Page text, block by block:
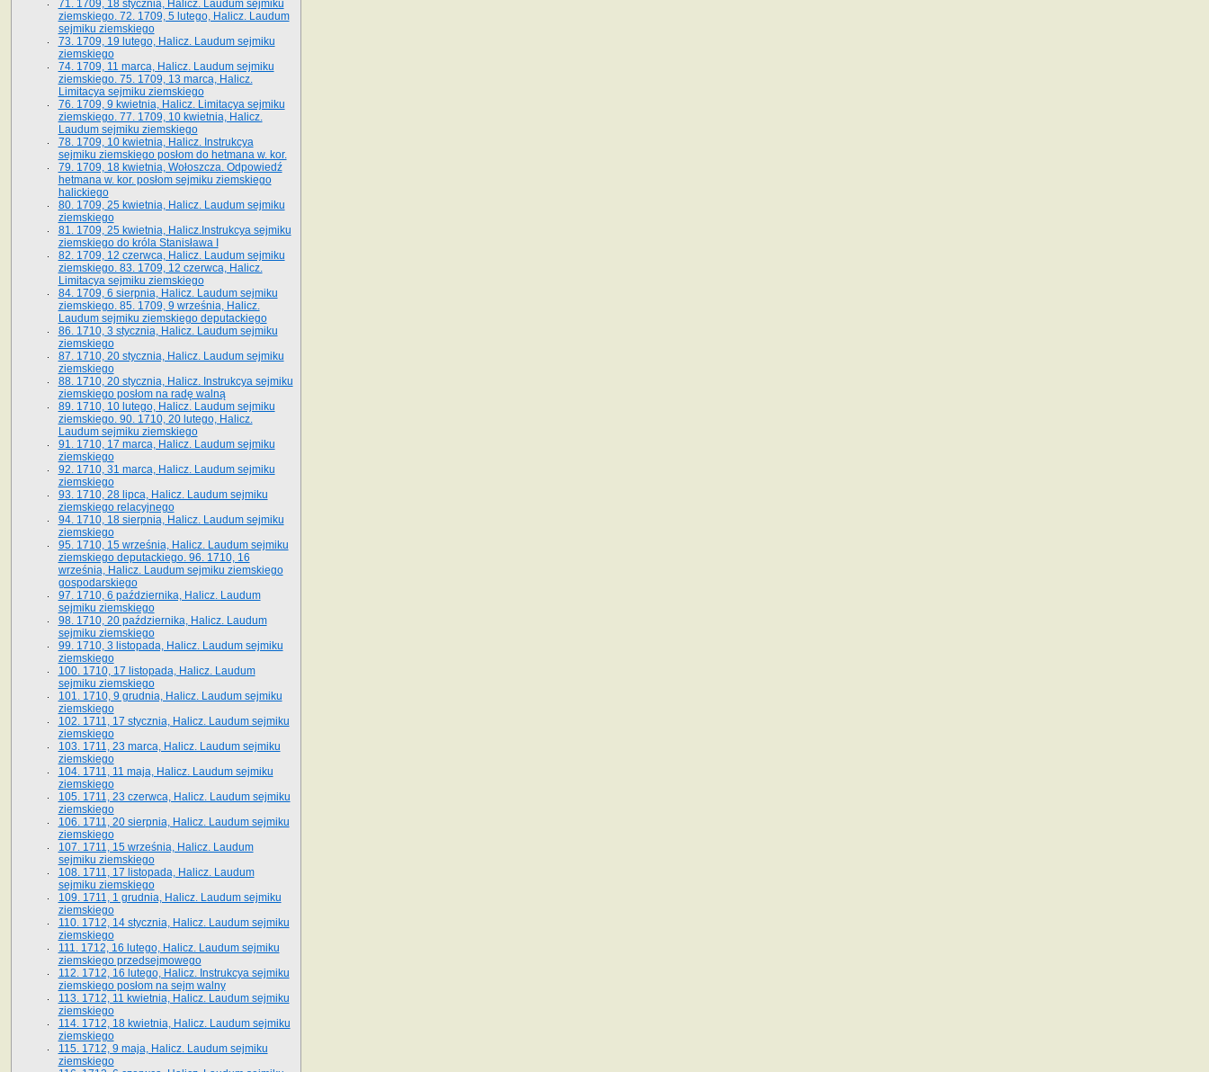
71. 1709, 18 stycznia, Halicz. Laudum sejmiku
ziemskiego. 72. 1709, 5 lutego, Halicz. Laudum
sejmiku ziemskiego
73. 1709, 19 lutego, Halicz. Laudum sejmiku
ziemskiego
74. 1709, 11 marca, Halicz. Laudum sejmiku
ziemskiego. 75. 1709, 13 marca, Halicz.
Limitacya sejmiku ziemskiego
76. 1709, 9 kwietnia, Halicz. Limitacya sejmiku
ziemskiego. 77. 1709, 10 kwietnia, Halicz.
Laudum sejmiku ziemskiego
78. 1709, 10 kwietnia, Halicz. Instrukcya
sejmiku ziemskiego posłom do hetmana w. kor.
79. 1709, 18 kwietnia, Wołoszcza. Odpowiedź
hetmana w. kor. posłom sejmiku ziemskiego
halickiego
80. 1709, 25 kwietnia, Halicz. Laudum sejmiku
ziemskiego
81. 1709, 25 kwietnia, Halicz.Instrukcya sejmiku
ziemskiego do króla Stanisława I
82. 1709, 12 czerwca, Halicz. Laudum sejmiku
ziemskiego. 83. 1709, 12 czerwca, Halicz.
Limitacya sejmiku ziemskiego
84. 1709, 6 sierpnia, Halicz. Laudum sejmiku
ziemskiego. 85. 1709, 9 września, Halicz.
Laudum sejmiku ziemskiego deputackiego
86. 1710, 3 stycznia, Halicz. Laudum sejmiku
ziemskiego
87. 1710, 20 stycznia, Halicz. Laudum sejmiku
ziemskiego
88. 1710, 20 stycznia, Halicz. Instrukcya sejmiku
ziemskiego posłom na radę walną
89. 1710, 10 lutego, Halicz. Laudum sejmiku
ziemskiego. 90. 1710, 20 lutego, Halicz.
Laudum sejmiku ziemskiego
91. 1710, 17 marca, Halicz. Laudum sejmiku
ziemskiego
92. 1710, 31 marca, Halicz. Laudum sejmiku
ziemskiego
93. 1710, 28 lipca, Halicz. Laudum sejmiku
ziemskiego relacyjnego
94. 1710, 18 sierpnia, Halicz. Laudum sejmiku
ziemskiego
95. 1710, 15 września, Halicz. Laudum sejmiku
ziemskiego deputackiego. 96. 1710, 16
września, Halicz. Laudum sejmiku ziemskiego
gospodarskiego
97. 1710, 6 października, Halicz. Laudum
sejmiku ziemskiego
98. 1710, 20 października, Halicz. Laudum
sejmiku ziemskiego
99. 1710, 3 listopada, Halicz. Laudum sejmiku
ziemskiego
100. 1710, 17 listopada, Halicz. Laudum
sejmiku ziemskiego
101. 1710, 9 grudnia, Halicz. Laudum sejmiku
ziemskiego
102. 1711, 17 stycznia, Halicz. Laudum sejmiku
ziemskiego
103. 1711, 23 marca, Halicz. Laudum sejmiku
ziemskiego
104. 1711, 11 maja, Halicz. Laudum sejmiku
ziemskiego
105. 1711, 23 czerwca, Halicz. Laudum sejmiku
ziemskiego
106. 1711, 20 sierpnia, Halicz. Laudum sejmiku
ziemskiego
107. 1711, 15 września, Halicz. Laudum
sejmiku ziemskiego
108. 1711, 17 listopada, Halicz. Laudum
sejmiku ziemskiego
109. 1711, 1 grudnia, Halicz. Laudum sejmiku
ziemskiego
110. 1712, 14 stycznia, Halicz. Laudum sejmiku
ziemskiego
111. 1712, 16 lutego, Halicz. Laudum sejmiku
ziemskiego przedsejmowego
112. 1712, 16 lutego, Halicz. Instrukcya sejmiku
ziemskiego posłom na sejm walny
113. 1712, 11 kwietnia, Halicz. Laudum sejmiku
ziemskiego
114. 1712, 18 kwietnia, Halicz. Laudum sejmiku
ziemskiego
115. 1712, 9 maja, Halicz. Laudum sejmiku
ziemskiego